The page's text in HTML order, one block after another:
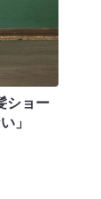
ショー
」